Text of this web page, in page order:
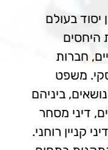
בעולם
היחסים
חברות
משפט
ביניהם
דיני מסחר
קניין רוחני.